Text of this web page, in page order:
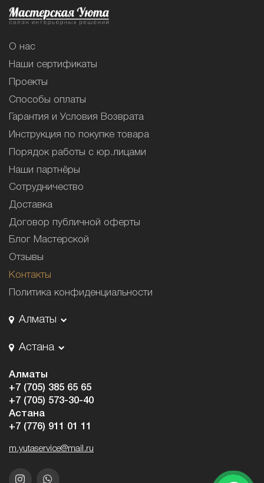
О нас
Наши сертификаты
Проекты
Способы оплаты
Гарантия и Условия Возврата
Инструкция по покупке товара
Порядок работы с юр.лицами
Наши партнёры
Сотрудничество
Доставка
Договор публичной оферты
Блог Мастерской
Отзывы
Контакты
Политика конфиденциальности
Алматы
Астана
Алматы
+7 (705) 385 65 65
+7 (705) 573-30-40
Астана
+7 (776) 911 01 11
m.yutaservice@mail.ru